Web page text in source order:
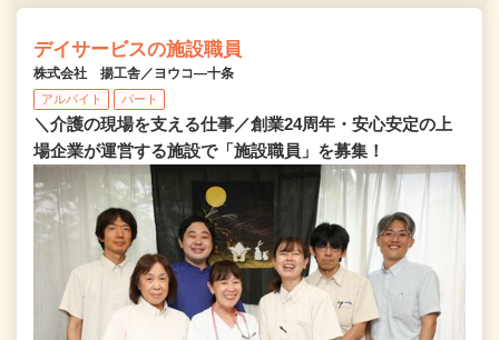
デイサービスの施設職員
株式会社 揚工舎／ヨウコ―十条
アルバイト パート
＼介護の現場を支える仕事／創業24周年・安心安定の上
場企業が運営する施設で「施設職員」を募集！